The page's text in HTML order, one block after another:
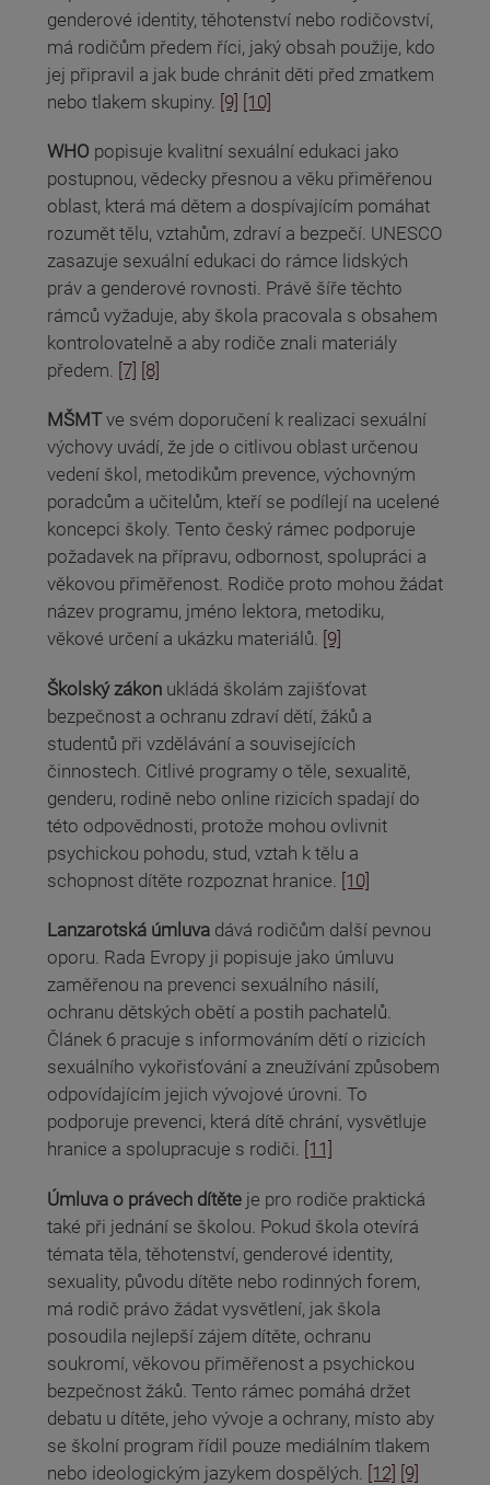
genderové identity, těhotenství nebo rodičovství,
má rodičům předem říci, jaký obsah použije, kdo
jej připravil a jak bude chránit děti před zmatkem
nebo tlakem skupiny. [9] [10]
WHO popisuje kvalitní sexuální edukaci jako
postupnou, vědecky přesnou a věku přiměřenou
oblast, která má dětem a dospívajícím pomáhat
rozumět tělu, vztahům, zdraví a bezpečí. UNESCO
zasazuje sexuální edukaci do rámce lidských
práv a genderové rovnosti. Právě šíře těchto
rámců vyžaduje, aby škola pracovala s obsahem
kontrolovatelně a aby rodiče znali materiály
předem. [7] [8]
MŠMTve svém doporučení k realizaci sexuální
výchovy uvádí, že jde o citlivou oblast určenou
vedení škol, metodikům prevence, výchovným
poradcům a učitelům, kteří se podílejí na ucelené
koncepci školy. Tento český rámec podporuje
požadavek na přípravu, odbornost, spolupráci a
věkovou přiměřenost. Rodiče proto mohou žádat
název programu, jméno lektora, metodiku,
věkové určení a ukázku materiálů. [9]
Školský zákon ukládá školám zajišťovat
bezpečnost a ochranu zdraví dětí, žáků a
studentů při vzdělávání a souvisejících
činnostech. Citlivé programy o těle, sexualitě,
genderu, rodině nebo online rizicích spadají do
této odpovědnosti, protože mohou ovlivnit
psychickou pohodu, stud, vztah k tělu a
schopnost dítěte rozpoznat hranice. [10]
Lanzarotská úmluva dává rodičům další pevnou
oporu. Rada Evropy ji popisuje jako úmluvu
zaměřenou na prevenci sexuálního násilí,
ochranu dětských obětí a postih pachatelů.
Článek 6 pracuje s informováním dětí o rizicích
sexuálního vykořisťování a zneužívání způsobem
odpovídajícím jejich vývojové úrovni. To
podporuje prevenci, která dítě chrání, vysvětluje
hranice a spolupracuje s rodiči. [11]
Úmluva o právech dítěte je pro rodiče praktická
také při jednání se školou. Pokud škola otevírá
témata těla, těhotenství, genderové identity,
sexuality, původu dítěte nebo rodinných forem,
má rodič právo žádat vysvětlení, jak škola
posoudila nejlepší zájem dítěte, ochranu
soukromí, věkovou přiměřenost a psychickou
bezpečnost žáků. Tento rámec pomáhá držet
debatu u dítěte, jeho vývoje a ochrany, místo aby
se školní program řídil pouze mediálním tlakem
nebo ideologickým jazykem dospělých. [12] [9]